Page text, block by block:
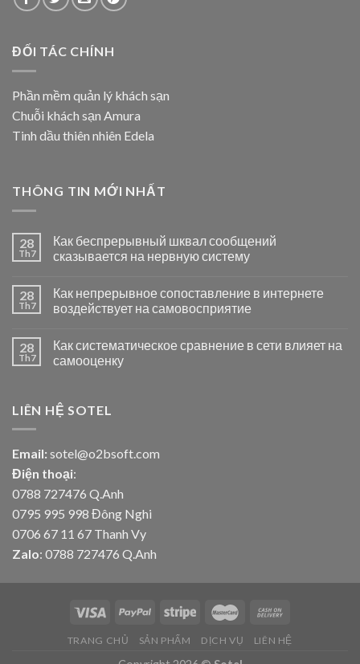
ĐỐI TÁC CHÍNH
Phần mềm quản lý khách sạn
Chuỗi khách sạn Amura
Tinh dầu thiên nhiên Edela
THÔNG TIN MỚI NHẤT
28
Th7
Как беспрерывный шквал сообщений
сказывается на нервную систему
28
Th7
Как непрерывное сопоставление в интернете
воздействует на самовосприятие
28
Th7
Как систематическое сравнение в сети влияет на
самооценку
LIÊN HỆ SOTEL
Email: sotel@o2bsoft.com
Điện thoại:
0788 727476 Q.Anh
0795 995 998 Đông Nghi
0706 67 11 67 Thanh Vy
Zalo: 0788 727476 Q.Anh
TRANG CHỦ SẢN PHẨM DỊCH VỤ LIÊN HỆ